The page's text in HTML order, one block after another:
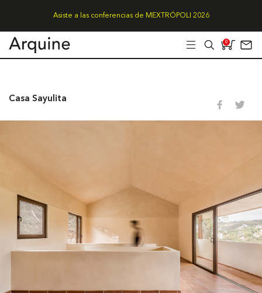
Asiste a las conferencias de MEXTRÓPOLI 2026
0
Casa Sayulita